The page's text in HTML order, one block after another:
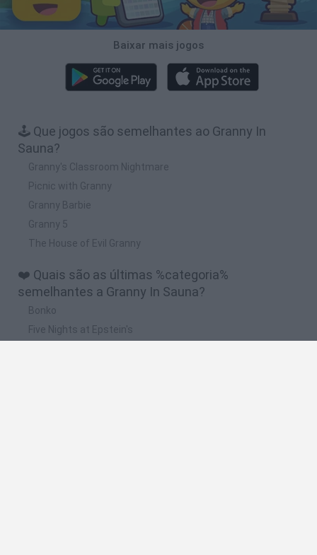
Baixar mais jogos
🕹️ Que jogos são semelhantes ao Granny In
Sauna?
Granny's Classroom Nightmare
Picnic with Granny
Granny Barbie
Granny 5
The House of Evil Granny
❤️ Quais são as últimas %categoria%
semelhantes a Granny In Sauna?
Bonko
Five Nights at Epstein's